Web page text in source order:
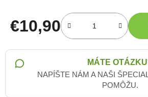
€10,90
Jednotková cena:
MÁTE
NAPÍŠTE NÁM A NAŠI
POMÔŽU.